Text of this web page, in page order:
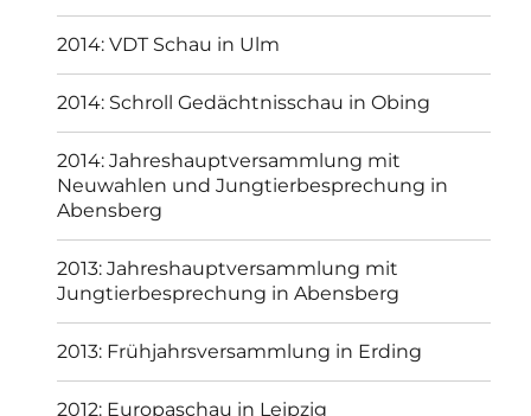
2014: VDT Schau in Ulm
2014: Schroll Gedächtnisschau in Obing
2014: Jahreshauptversammlung mit
Neuwahlen und Jungtierbesprechung in
Abensberg
2013: Jahreshauptversammlung mit
Jungtierbesprechung in Abensberg
2013: Frühjahrsversammlung in Erding
2012: Europaschau in Leipzig